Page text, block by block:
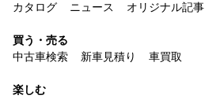
カタログ
ニュース オリジナル記事
買う・売る
中古車検索
新車見積り 車買取
楽しむ